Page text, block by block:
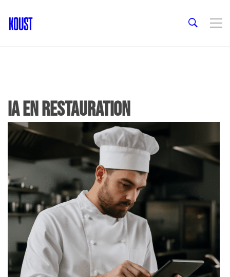
Ia en restauration